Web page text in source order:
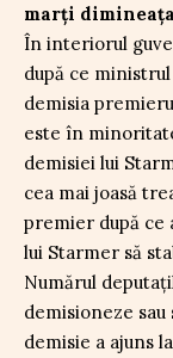
marți
În interiorul
după ce
demisia
este în
demisiei lui
cea mai joasă
premier după ce
lui Starmer să
Numărul
demisioneze
demisie a ajuns